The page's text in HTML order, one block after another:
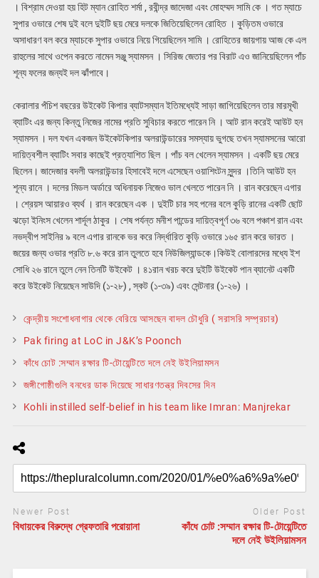
। বিশ্রাম দেওয়া হয় হিট ম্যান রোহিত শর্মা , রবীন্দ্র জাদেজা এবং মোহম্মদ সামি কে । গত ম্যাচে
সুপার ওভারে শেষ দুই বলে দুইটি ছয় মেরে দলকে জিতিয়েছিলেন রোহিত । কুড়িতম ওভারে
অসাধারণ বল করে ম্যাচকে সুপার ওভারে নিয়ে গিয়েছিলেন সামি । রোহিতের জায়গায় আজ কে এল
রাহুলের সাথে ওপেন করতে নামেন সঞ্জু স্যামসন । সিরিজ জেতার পর বিরাট এও জানিয়েছিলেন পাঁচ
শূন্য ফলের জন্যই দল ঝাঁপাবে।
কেরালার পঁচিশ বছরের উইকেট কিপার ব্যাটসম্যান ইতিমধ্যেই সাড়া জাগিয়েছিলেন তার মারমূখী
ব্যাটিং এর জন্য কিন্তু নিজের নামের প্রতি সুবিচার করতে পারেন নি । আট রান করেই আউট হন
স্যামসন । দল যখন একজন উইকেটকিপার অলরাউন্ডারের সমস্যায় ভুগছে তখন স্যামসনের আরো
দায়িত্বশীল ব্যাটিং সবার কাছেই প্রত্যাশিত ছিল । পাঁচ বল খেলেন স্যামসন । একটি ছয় মেরে
ছিলেন। জাদেজার বদলী অলরাউন্ডার হিসাবেই দলে এসেছেন ওয়াশিংটন সুন্দর ।তিনি আউট হন
শূন্য রানে । দলের মিডল অর্ডারে অধিনায়ক নিজেও ভাল খেলতে পারেন নি । রান করেছেন এগার
। শ্রেয়স আয়ারও ব্যর্থ । রান করেছেন এক । দুইটি চার সহ পনের বলে কুড়ি রানের একটি ছোট
ঝড়ো ইনিংস খেলেন শার্দূল ঠাকুর । শেষ পর্যন্ত মনীশ পান্ডের দায়িত্বপূর্ণ ৩৬ বলে পঞ্চাশ রান এবং
নভদ্বীপ সাইনির ৯ বলে এগার রানকে ভর করে নির্দ্ধারিত কুড়ি ওভারে ১৬৫ রান করে ভারত ।
জয়ের জন্য ওভার প্রতি ৮.৬ করে রান তুলতে হবে নিউজিল্যান্ডকে।কিউই বোলারদের মধ্যে ইশ
সোধি ২৬ রানে তুলে নেন তিনটি উইকেট । ৪১রান খরচ করে দুইটি উইকেট পান ব্যানেট একটি
করে উইকেট নিয়েছেন সাউদি (১-২৮) , স্কট (১-৩৯) এবং সেন্টনার (১-২৬) ।
কেন্দ্রীয় সংশোধনাগার থেকে বেরিয়ে আসছেন বাদল চৌধুরি ( সরাসরি সম্প্রচার)
Pak firing at LoC in J&K’s Poonch
কাঁধে চোট :সম্মান রক্ষার টি-টোয়েন্টিতে দলে নেই উইলিয়ামসন
জঙ্গীগোষ্ঠীগুলি বনধের ডাক দিয়েছে সাধারণতন্ত্র দিবসের দিন
Kohli instilled self-belief in his team like Imran: Manjrekar
Newer Post
বিধায়কের বিরুদ্ধে গ্রেফতারি পরোয়ানা
Older Post
কাঁধে চোট :সম্মান রক্ষার টি-টোয়েন্টিতে
দলে নেই উইলিয়ামসন